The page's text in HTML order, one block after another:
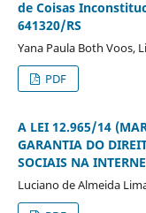
de Coisas
641320/RS
Yana Paula Both Voos,
PDF
A LEI 12.965/14
GARANTIA DO
SOCIAIS NA
Luciano de Almeida